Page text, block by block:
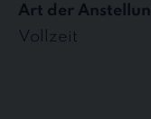
Art der
Vollzeit